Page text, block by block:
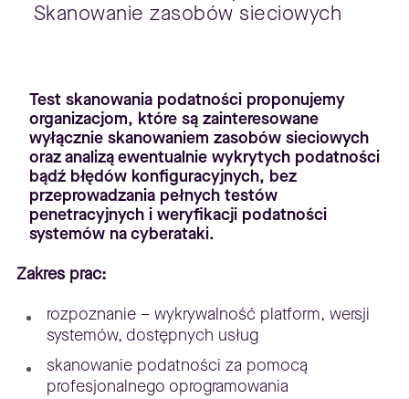
Skanowanie zasobów sieciowych
Test skanowania podatności proponujemy
organizacjom, które są zainteresowane
wyłącznie skanowaniem zasobów sieciowych
oraz analizą ewentualnie wykrytych podatności
bądź błędów konfiguracyjnych, bez
przeprowadzania pełnych testów
penetracyjnych i weryfikacji podatności
systemów na cyberataki.
Zakres prac:
rozpoznanie – wykrywalność platform, wersji
systemów, dostępnych usług
skanowanie podatności za pomocą
profesjonalnego oprogramowania